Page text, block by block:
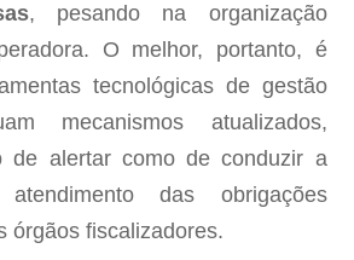
, pesando na organização
O melhor, portanto, é
tecnológicas de gestão
mecanismos atualizados,
de alertar como de conduzir a
das obrigações
órgãos fiscalizadores.